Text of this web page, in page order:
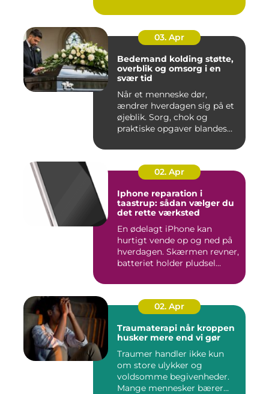
03. Apr
Bedemand kolding støtte,
overblik og omsorg i en
svær tid
Når et menneske dør,
ændrer hverdagen sig på et
øjeblik. Sorg, chok og
praktiske opgaver blandes
02. Apr
Iphone reparation i
taastrup: sådan vælger du
det rette værksted
En ødelagt iPhone kan
hurtigt vende op og ned på
hverdagen. Skærmen revner,
batteriet holder pludsel...
02. Apr
Traumaterapi når kroppen
husker mere end vi gør
Traumer handler ikke kun
om store ulykker og
voldsomme begivenheder.
Mange mennesker bærer